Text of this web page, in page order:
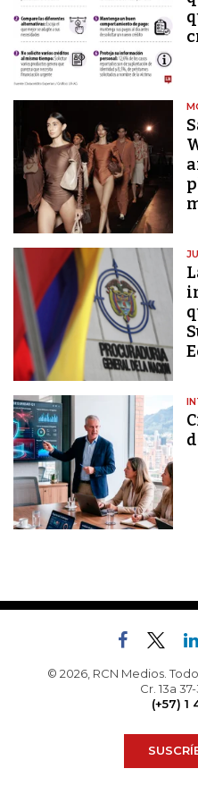
© 2026, RCN Medios.
Cr. 13a
(+57) 1